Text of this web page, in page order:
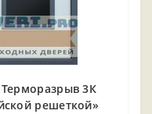
3К
решеткой»